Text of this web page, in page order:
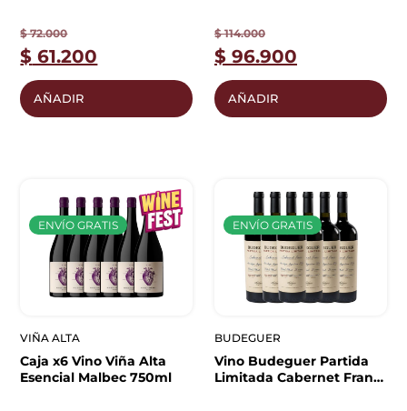
$72.000
$ 61.200
AÑADIR
$114.000
$ 96.900
AÑADIR
ENVÍO GRATIS
VIÑA ALTA
Caja x6 Vino Viña Alta
Esencial Malbec 750ml
ENVÍO GRATIS
BUDEGUER
Vino Budeguer Partida
Limitada Cabernet Franc